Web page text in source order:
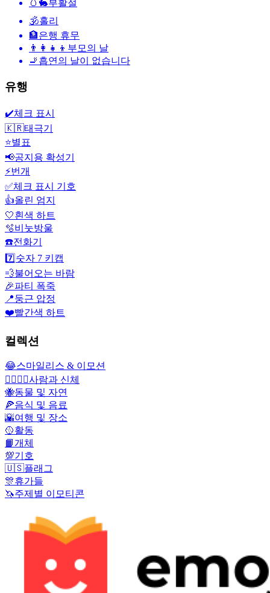
🥚🐇부활절
🕉홀리
🏦은행 휴무
👨‍👩‍👧‍👦 부모의 날
🚬 흡연의 날이 없습니다
유행
✔️체크 표시
🇰🇷태극기
⭐별표
📢공지용 확성기
⚡번개
✅체크 표시 기호
👍올린 엄지
🤍흰색 하트
🫧비눗방울
☎️전화기
7️⃣ 숫자 7 키캡
💨불어오는 바람
🎉파티 폭죽
📍둥근 압정
❤️빨간색 하트
컬렉션
😂스마일리스 & 이모션
👩‍❤️‍💋‍👨사람과 신체
🐝동물 및 자연
🍕음식 및 음료
🌇여행 및 장소
🥎활동
📙개체
💯기호
🇺🇸플래그
🎊휴가들
🦄주제별 이모티콘